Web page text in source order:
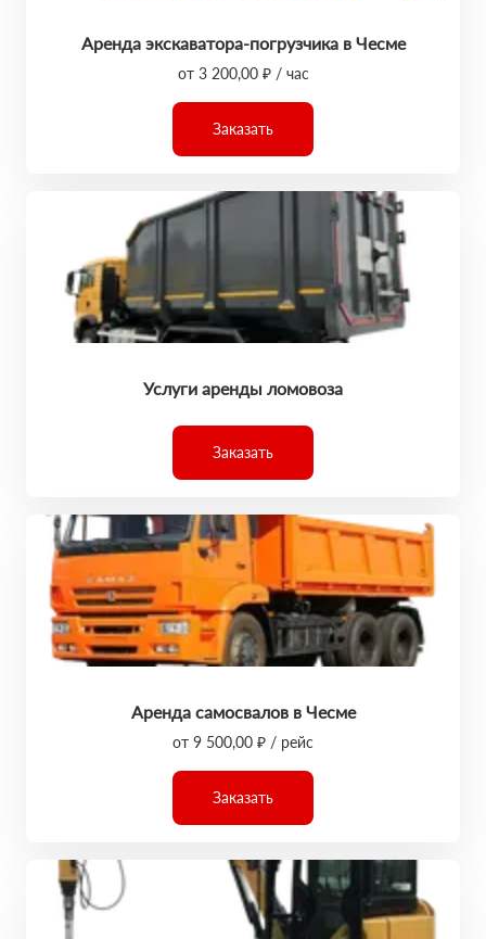
Аренда экскаватора-погрузчика в Чесме
от 3 200,00 ₽ / час
Заказать
Услуги аренды ломовоза
Заказать
Аренда самосвалов в Чесме
от 9 500,00 ₽ / рейс
Заказать